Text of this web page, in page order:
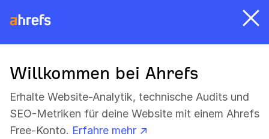
Willkommen bei Ahrefs
Erhalte Website-Analytik, technische Audits und
SEO-Metriken für deine Website mit einem Ahrefs
Free-Konto. Erfahre mehr ↗